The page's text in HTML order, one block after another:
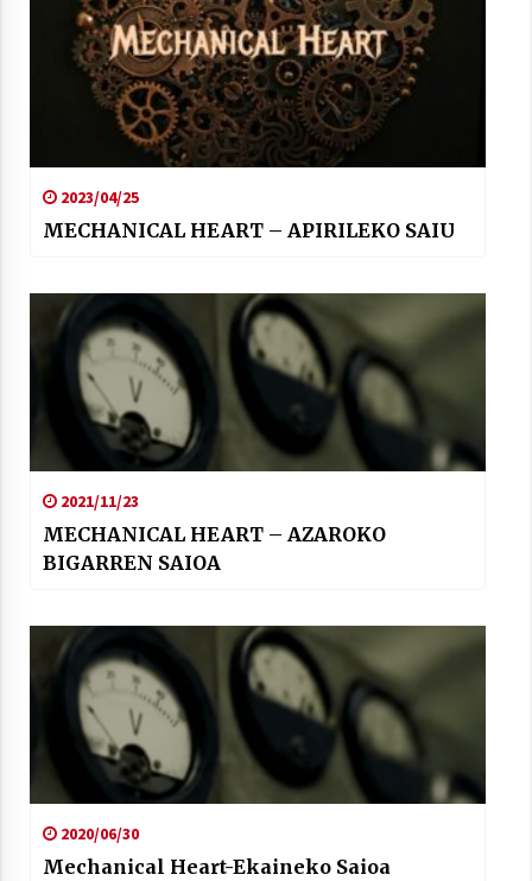
2023/04/25
MECHANICAL HEART – APIRILEKO SAIU
2021/11/23
MECHANICAL HEART – AZAROKO
BIGARREN SAIOA
2020/06/30
Mechanical Heart-Ekaineko Saioa